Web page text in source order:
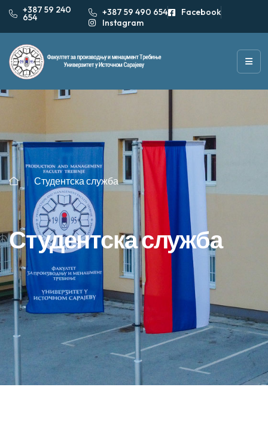
+387 59 240
654 +387 59 490 654
Facebook
Instagram
Студентска служба
Студентска служба